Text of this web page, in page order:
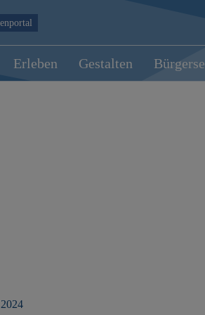
Erleben Gestalten